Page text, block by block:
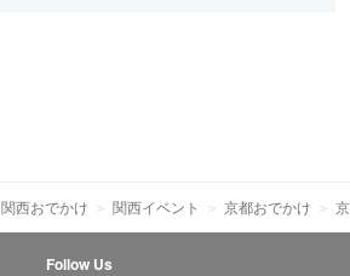
関西おでかけ 関西イベント 京都おでかけ
Follow Us